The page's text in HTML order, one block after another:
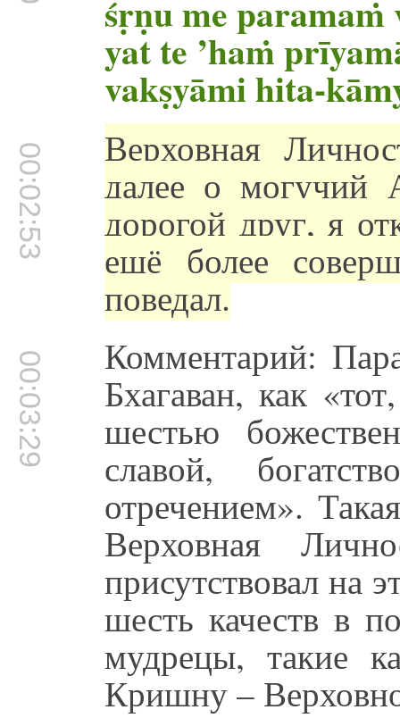
śṛṇu me paramaṁ
yat te ’haṁ
vakṣyāmi hita-
00:02:53 Верховная
далее о могучий
дорогой друг, я
ещё более
поведал.
00:03:29 Комментарий:
Бхагаван, как
шестью
славой,
отречением».
Верховная
присутствовал на
шесть качеств в
мудрецы, такие
Кришну –